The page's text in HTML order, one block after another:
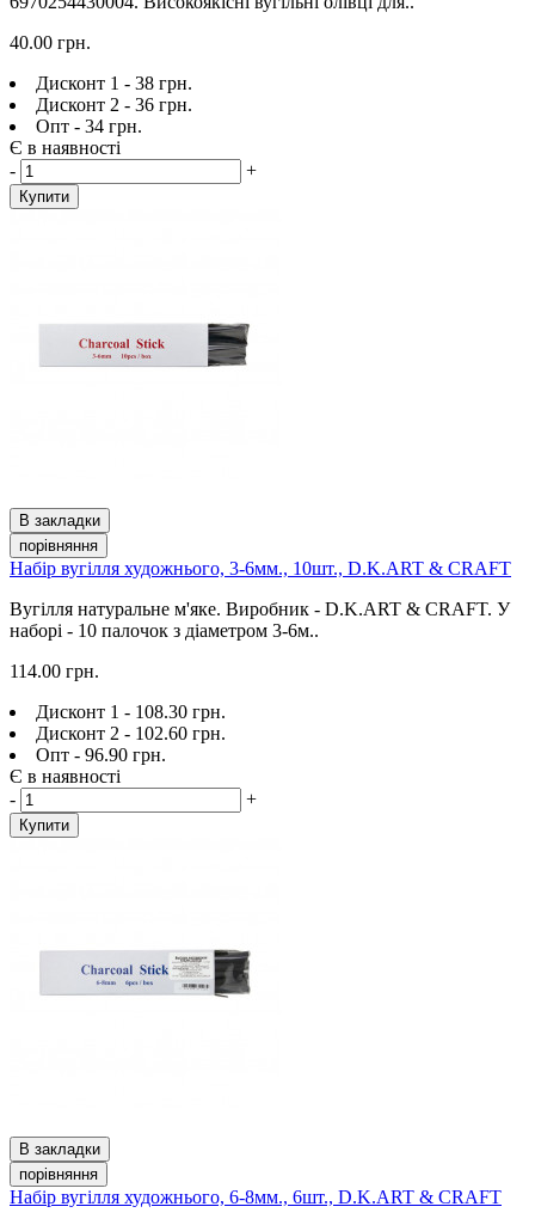
40.00 грн.
Дисконт 1 - 38 грн.
Дисконт 2 - 36 грн.
Опт - 34 грн.
Є в наявності
-
+
Купити
В закладки
порівняння
Набір вугілля художнього, 3-6мм., 10шт., D.K.ART & CRAFT
Вугілля натуральне м'яке. Виробник - D.K.ART & CRAFT. У
наборі - 10 палочок з діаметром 3-6м..
114.00 грн.
Дисконт 1 - 108.30 грн.
Дисконт 2 - 102.60 грн.
Опт - 96.90 грн.
Є в наявності
-
+
Купити
В закладки
порівняння
Набір вугілля художнього, 6-8мм., 6шт., D.K.ART & CRAFT